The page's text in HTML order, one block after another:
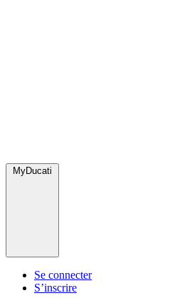
MyDucati
Se connecter
S’inscrire